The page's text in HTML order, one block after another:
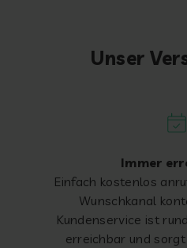
Unser
Immer
Einfach kostenlos
Wunschkanal
Kundenservice ist
erreichbar und